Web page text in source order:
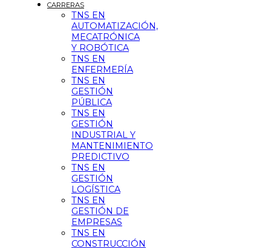
CARRERAS
TNS EN
AUTOMATIZACIÓN,
MECATRÓNICA
Y ROBÓTICA
TNS EN
ENFERMERÍA
TNS EN
GESTIÓN
PÚBLICA
TNS EN
GESTIÓN
INDUSTRIAL Y
MANTENIMIENTO
PREDICTIVO
TNS EN
GESTIÓN
LOGÍSTICA
TNS EN
GESTIÓN DE
EMPRESAS
TNS EN
CONSTRUCCIÓN